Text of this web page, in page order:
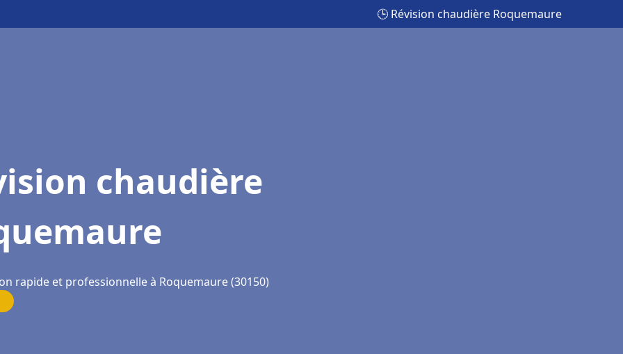
🕒 Révision chaudière Roquemaure
chaudière
rapide et professionnelle à Roquemaure (30150)